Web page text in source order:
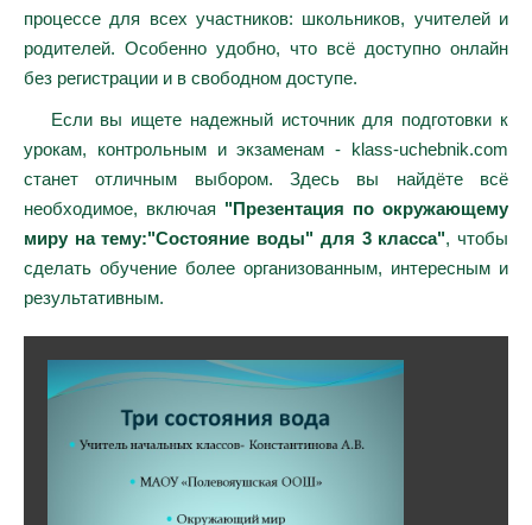
процессе для всех участников: школьников, учителей и
родителей. Особенно удобно, что всё доступно онлайн
без регистрации и в свободном доступе.
Если вы ищете надежный источник для подготовки к
урокам, контрольным и экзаменам - klass-uchebnik.com
станет отличным выбором. Здесь вы найдёте всё
необходимое, включая "Презентация по окружающему
миру на тему:"Состояние воды" для 3 класса", чтобы
сделать обучение более организованным, интересным и
результативным.